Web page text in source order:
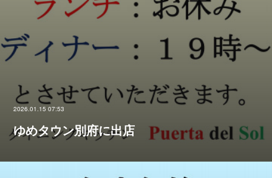
2026.01.15 07:53
ゆめタウン別府に出店